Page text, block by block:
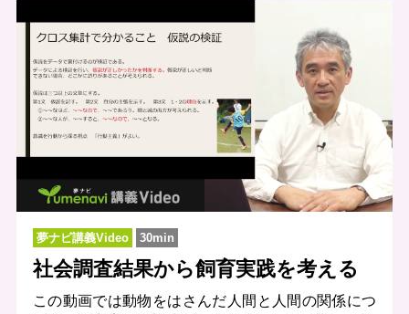
夢ナビ講義Video 30min
社会調査結果から飼育実践を考える
この動画では動物をはさんだ人間と人間の関係につ